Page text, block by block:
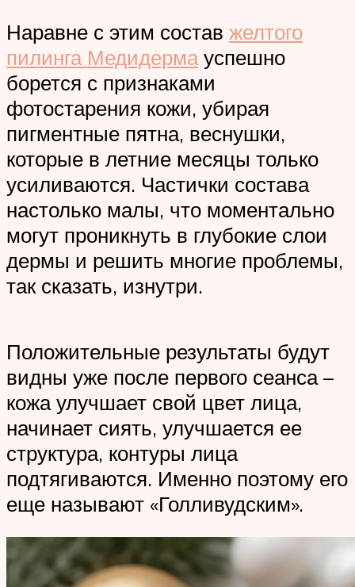
Наравне с этим состав желтого
пилинга Медидермауспешно
борется с признаками
фотостарения кожи, убирая
пигментные пятна, веснушки,
которые в летние месяцы только
усиливаются. Частички состава
настолько малы, что моментально
могут проникнуть в глубокие слои
дермы и решить многие проблемы,
так сказать, изнутри.
Положительные результаты будут
видны уже после первого сеанса –
кожа улучшает свой цвет лица,
начинает сиять, улучшается ее
структура, контуры лица
подтягиваются. Именно поэтому его
еще называют «Голливудским».